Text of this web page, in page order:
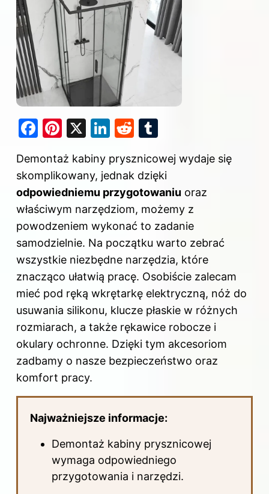
F
c
e
b
o
o
k
Pi
er
e
st
X
Li
k
e
dI
n
R
d
di
t
m
bl
r
Demontaż kabiny prysznicowej wydaje się
skomplikowany, jednak dzięki
odpowiedniemu przygotowaniu oraz
właściwym narzędziom, możemy z
powodzeniem wykonać to zadanie
samodzielnie. Na początku warto zebrać
wszystkie niezbędne narzędzia, które
znacząco ułatwią pracę. Osobiście zalecam
mieć pod ręką wkrętarkę elektryczną, nóż do
usuwania silikonu, klucze płaskie w różnych
rozmiarach, a także rękawice robocze i
okulary ochronne. Dzięki tym akcesoriom
zadbamy o nasze bezpieczeństwo oraz
komfort pracy.
Najważniejsze informacje:
Demontaż kabiny prysznicowej
wymaga odpowiedniego
przygotowania i narzędzi.